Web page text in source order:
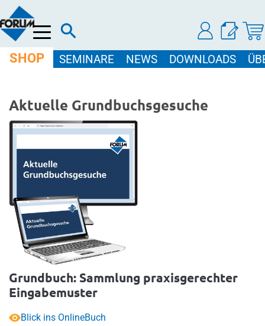
Menü
SHOP SEMINARE NEWS DOWNLOADS
Aktuelle Grundbuchsgesuche
Grundbuch: Sammlung praxisgerechter
Eingabemuster
Blick ins OnlineBuch